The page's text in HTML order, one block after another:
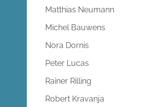
Matthias Neumann
Michel Bauwens
Nora Dornis
Peter Lucas
Rainer Rilling
Robert Kravanja